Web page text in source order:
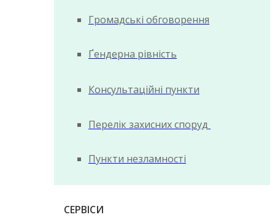
Громадські обговорення
Ґендерна рівність
Консультаційні пункти
Перелік захисних споруд
Пункти незламності
СЕРВІСИ